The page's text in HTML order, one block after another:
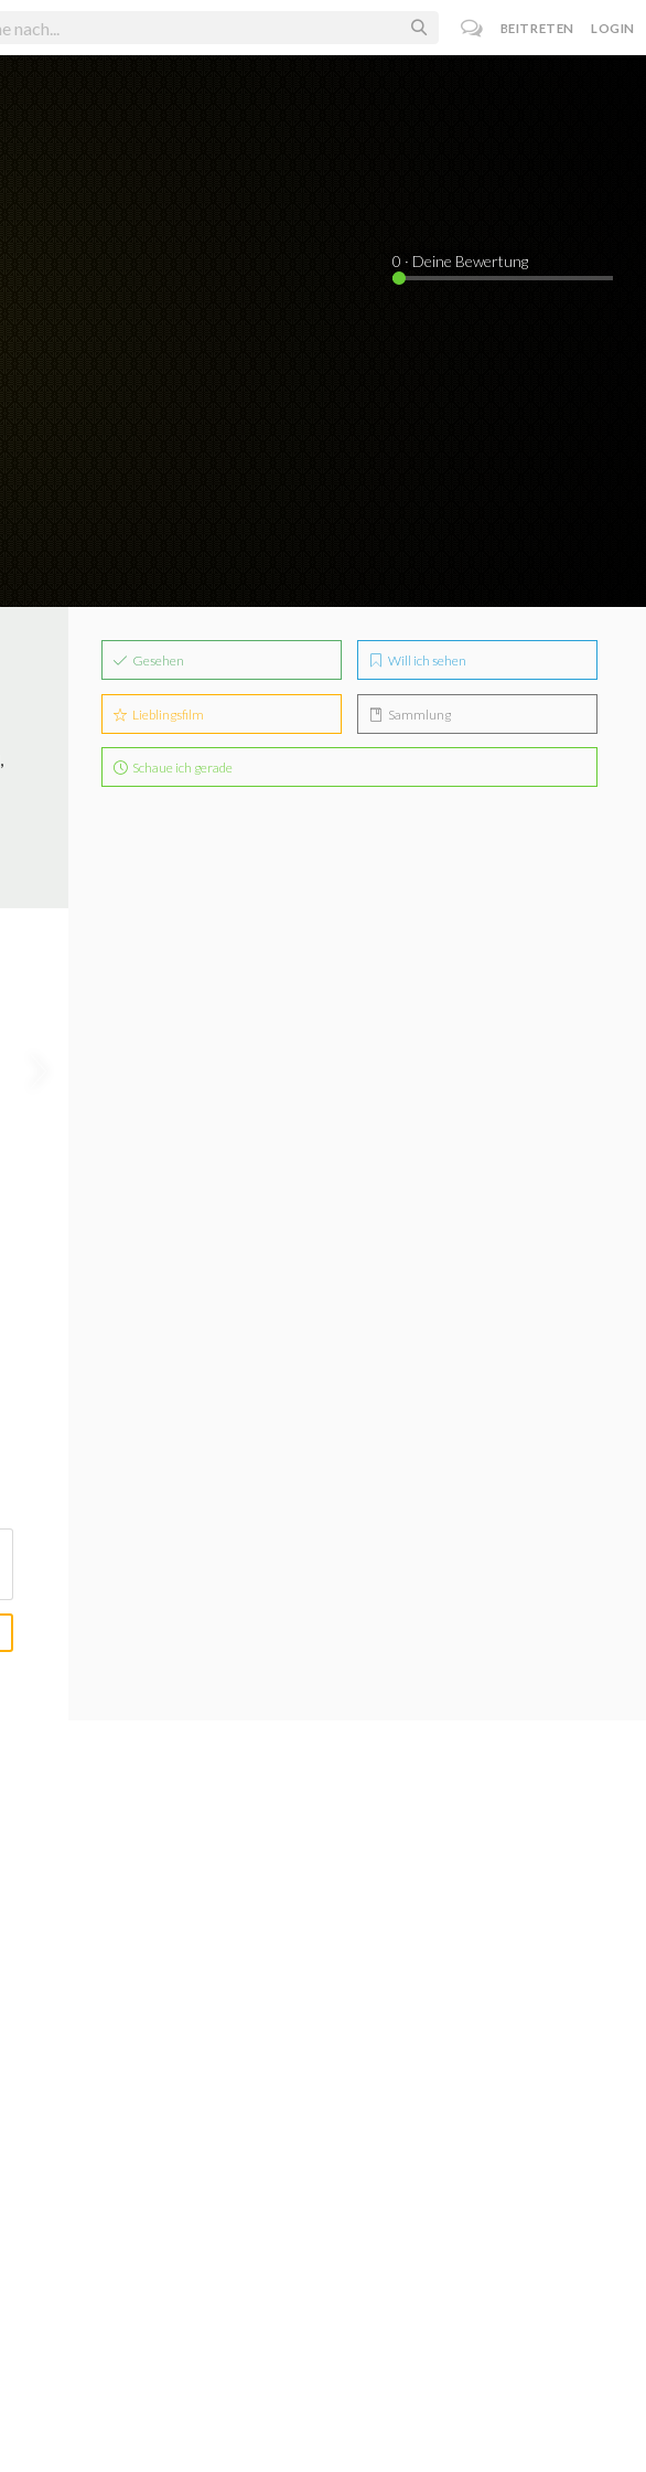
BEITRETEN LOGIN
0 · Deine Bewertung
,
Gesehen Will ich sehen
Lieblingsfilm Sammlung
Schaue ich gerade